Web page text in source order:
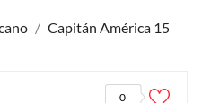
Capitán América 15
0